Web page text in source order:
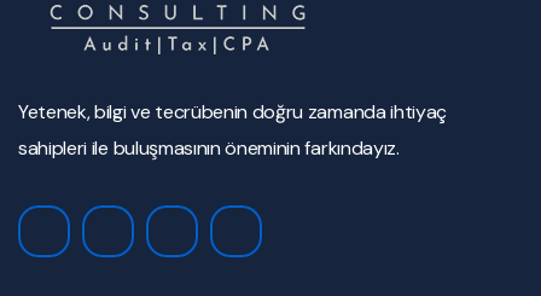
Yetenek, bilgi ve tecrübenin doğru zamanda ihtiyaç
sahipleri ile buluşmasının öneminin farkındayız.